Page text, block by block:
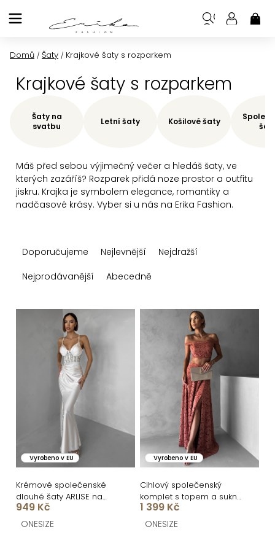
na
Domů / Šaty / Krajkové šaty s rozparkem
Krajkové šaty s rozparkem
Máš před sebou výjimečný večer a hledáš šaty, ve
kterých zazáříš? Rozparek přidá noze prostor a outfitu
jiskru. Krajka je symbolem elegance, romantiky a
nadčasové krásy. Vyber si u nás na Erika Fashion.
Šaty na
svatbu
Letní šaty Košilové šaty
a
n
k
t
ů
Doporučujeme Nejlevnější
Nejdražší
Nejprodávanější
Abecedně
o
d
u
k
Vyrobeno v EU
Krémové společenské
dlouhé šaty ARLISE na
ramínka
949 Kč
ONESIZE
Vyrobeno v EU
Cihlový společenský
komplet s topem a sukní
BERND
1 399 Kč
ONESIZE